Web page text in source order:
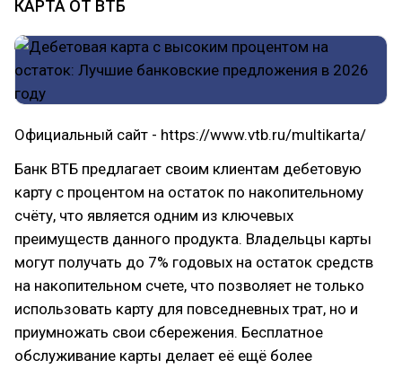
КАРТА ОТ ВТБ
Официальный сайт - https://www.vtb.ru/multikarta/
Банк ВТБ предлагает своим клиентам дебетовую
карту с процентом на остаток по накопительному
счёту, что является одним из ключевых
преимуществ данного продукта. Владельцы карты
могут получать до 7% годовых на остаток средств
на накопительном счете, что позволяет не только
использовать карту для повседневных трат, но и
приумножать свои сбережения. Бесплатное
обслуживание карты делает её ещё более